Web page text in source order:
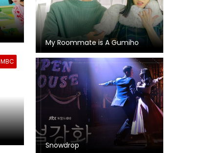
MBC
My Roommate is A Gumiho
Snowdrop